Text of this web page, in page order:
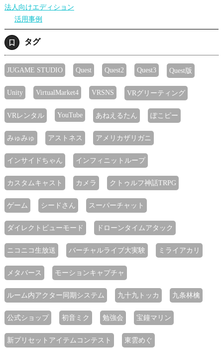
法人向けエディション
活用事例
タグ
JUGAME STUDIO Quest Quest2 Quest3 Quest版
Unity VirtualMarket4 VRSNS VRグリーティング
VRレンタル YouTube あねえるたん ぽこピー
みゅみゅ アストネス アメリカザリガニ
インサイドちゃん インフィニットループ
カスタムキャスト カメラ クトゥルフ神話TRPG
ゲーム シードさん スーパーチャット
ダイレクトビューモード ドローンタイムアタック
ニコニコ生放送 バーチャルライブ大実験 ミライアカリ
メタバース モーションキャプチャ
ルーム内アクター同期システム 九十九トッカ 九条林檎
公式ショップ 初音ミク 勉強会 宝鐘マリン
新プリセットアイテムコンテスト 東雲めぐ